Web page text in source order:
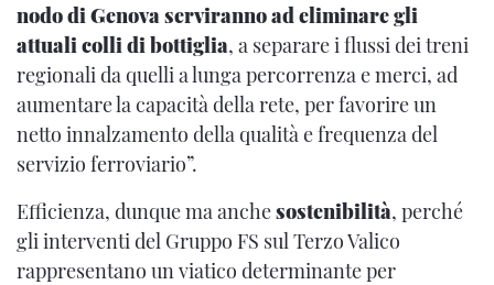
nodo di Genova serviranno ad eliminare gli
attuali colli di bottiglia, a separare i flussi dei treni
regionali da quelli a lunga percorrenza e merci, ad
aumentare la capacità della rete, per favorire un
netto innalzamento della qualità e frequenza del
servizio ferroviario”.
Efficienza, dunque ma anchesostenibilità, perché
gli interventi del Gruppo FS sul Terzo Valico
rappresentano un viatico determinante per